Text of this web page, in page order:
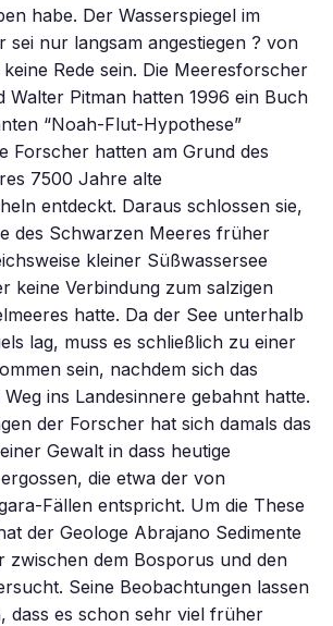
habe. Der Wasserspiegel im
sei nur langsam angestiegen ? von
Rede sein. Die Meeresforscher
Walter Pitman hatten 1996 ein Buch
“Noah-Flut-Hypothese”
Forscher hatten am Grund des
7500 Jahre alte
entdeckt. Daraus schlossen sie,
des Schwarzen Meeres früher
kleiner Süßwassersee
keine Verbindung zum salzigen
hatte. Da der See unterhalb
lag, muss es schließlich zu einer
sein, nachdem sich das
ins Landesinnere gebahnt hatte.
der Forscher hat sich damals das
Gewalt in dass heutige
die etwa der von
Fällen entspricht. Um die These
der Geologe Abrajano Sedimente
zwischen dem Bosporus und den
Seine Beobachtungen lassen
dass es schon sehr viel früher